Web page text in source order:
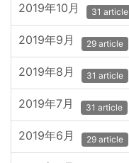
2019年10月 31 article
2019年9月 29 article
2019年8月 31 article
2019年7月 31 article
2019年6月 29 article